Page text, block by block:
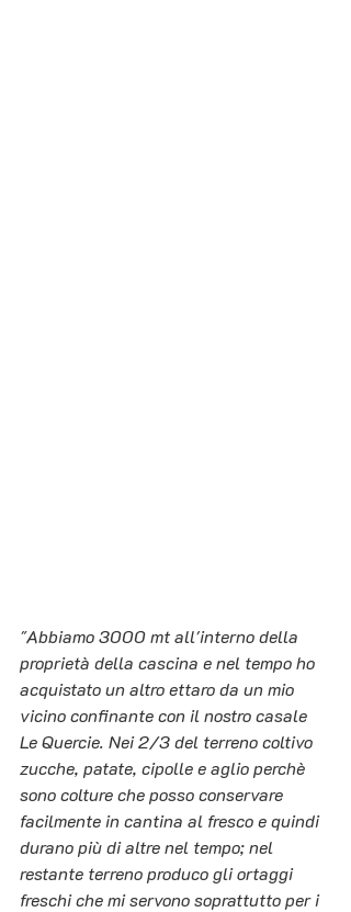
"Abbiamo 3000 mt all'interno della
proprietà della cascina e nel tempo ho
acquistato un altro ettaro da un mio
vicino confinante con il nostro casale
Le Quercie. Nei 2/3 del terreno coltivo
zucche, patate, cipolle e aglio perchè
sono colture che posso conservare
facilmente in cantina al fresco e quindi
durano più di altre nel tempo; nel
restante terreno produco gli ortaggi
freschi che mi servono soprattutto per i